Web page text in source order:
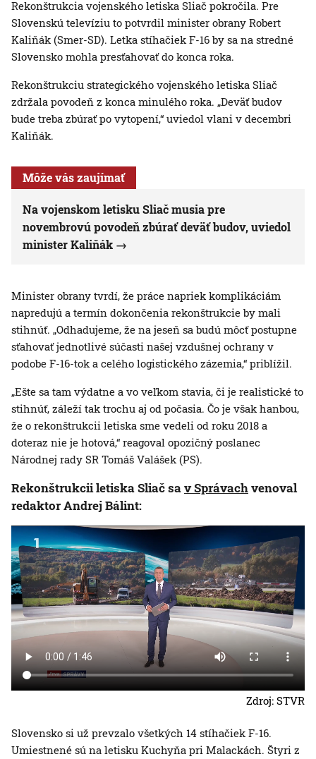
Rekonštrukcia vojenského letiska Sliač pokročila. Pre
Slovenskú televíziu to potvrdil minister obrany Robert
Kaliňák (Smer-SD). Letka stíhačiek F-16 by sa na stredné
Slovensko mohla presťahovať do konca roka.
Rekonštrukciu strategického vojenského letiska Sliač
zdržala povodeň z konca minulého roka. „Deväť budov
bude treba zbúrať po vytopení,“ uviedol vlani v decembri
Kaliňák.
Môže vás zaujímať
Na vojenskom letisku Sliač musia pre
novembrovú povodeň zbúrať deväť budov, uviedol
minister Kaliňák
Minister obrany tvrdí, že práce napriek komplikáciám
napredujú a termín dokončenia rekonštrukcie by mali
stihnúť. „Odhadujeme, že na jeseň sa budú môcť postupne
sťahovať jednotlivé súčasti našej vzdušnej ochrany v
podobe F-16-tok a celého logistického zázemia,“ priblížil.
„Ešte sa tam výdatne a vo veľkom stavia, či je realistické to
stihnúť, záleží tak trochu aj od počasia. Čo je však hanbou,
že o rekonštrukcii letiska sme vedeli od roku 2018 a
doteraz nie je hotová,“ reagoval opozičný poslanec
Národnej rady SR Tomáš Valášek (PS).
Rekonštrukcii letiska Sliač sav Správachvenoval
redaktor Andrej Bálint:
Zdroj: STVR
Slovensko si už prevzalo všetkých 14 stíhačiek F-16.
Umiestnené sú na letisku Kuchyňa pri Malackách. Štyri z